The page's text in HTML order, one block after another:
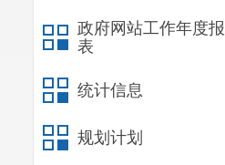
政府网站工作年度报
表
统计信息
规划计划